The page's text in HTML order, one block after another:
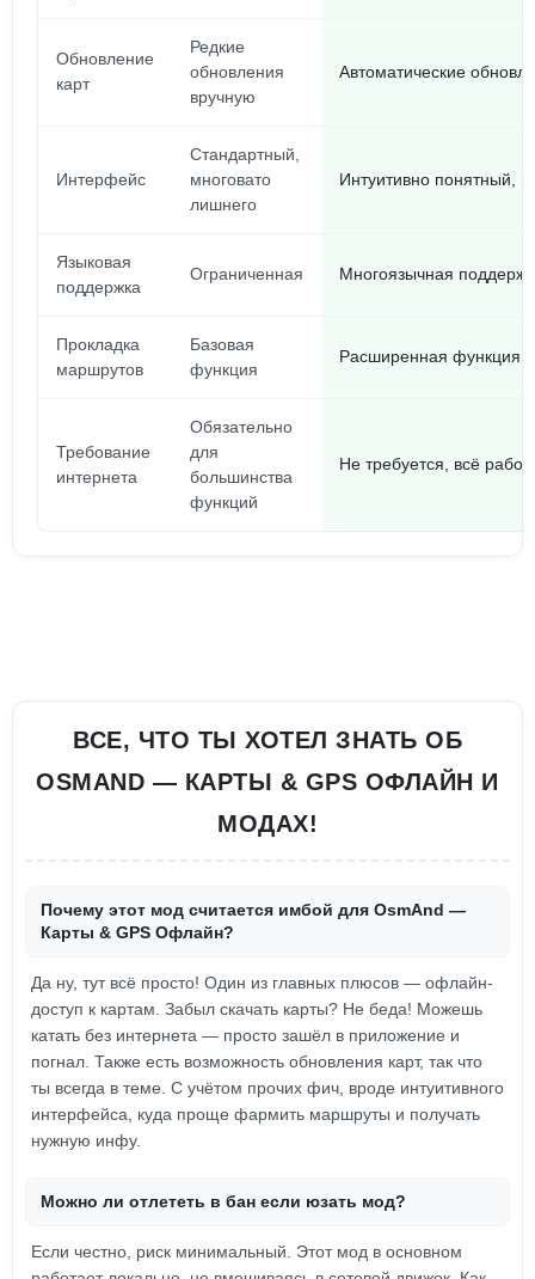
Обновление
карт
Редкие
обновления
вручную
Автоматические
Интерфейс
Стандартный,
многовато
лишнего
Интуитивно понятный,
Языковая
поддержка
Ограниченная Многоязычная
Прокладка
маршрутов
Базовая
функция
Расширенная функция,
Требование
интернета
Обязательно
для
большинства
функций
Не требуется, всё
ВСЕ, ЧТО ТЫ ХОТЕЛ ЗНАТЬ ОБ
OSMAND — КАРТЫ & GPS ОФЛАЙН И
МОДАХ!
Почему этот мод считается имбой для OsmAnd —
Карты & GPS Офлайн?
Да ну, тут всё просто! Один из главных плюсов — офлайн-
доступ к картам. Забыл скачать карты? Не беда! Можешь
катать без интернета — просто зашёл в приложение и
погнал. Также есть возможность обновления карт, так что
ты всегда в теме. С учётом прочих фич, вроде интуитивного
интерфейса, куда проще фармить маршруты и получать
нужную инфу.
Можно ли отлететь в бан если юзать мод?
Если честно, риск минимальный. Этот мод в основном